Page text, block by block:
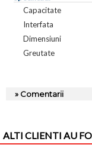
Capacitate
Interfata
Dimensiuni
Greutate
» Comentarii
ALTI CLIENTI AU